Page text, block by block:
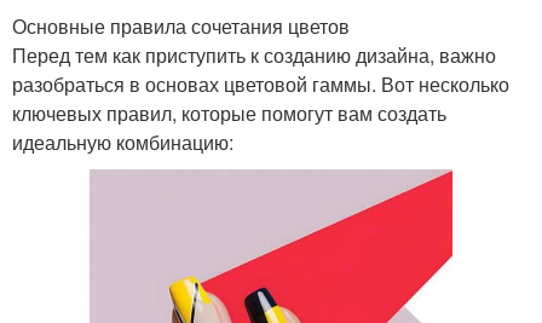
Основные правила сочетания цветов
Перед тем как приступить к созданию дизайна, важно
разобраться в основах цветовой гаммы. Вот несколько
ключевых правил, которые помогут вам создать
идеальную комбинацию: